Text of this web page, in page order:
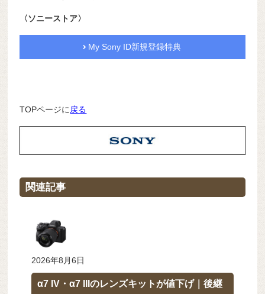
〈ソニーストア〉
My Sony ID新規登録特典
TOPページに 戻る
関連記事
2026年8月6日
α7 IV・α7 IIIのレンズキットが値下げ｜後継